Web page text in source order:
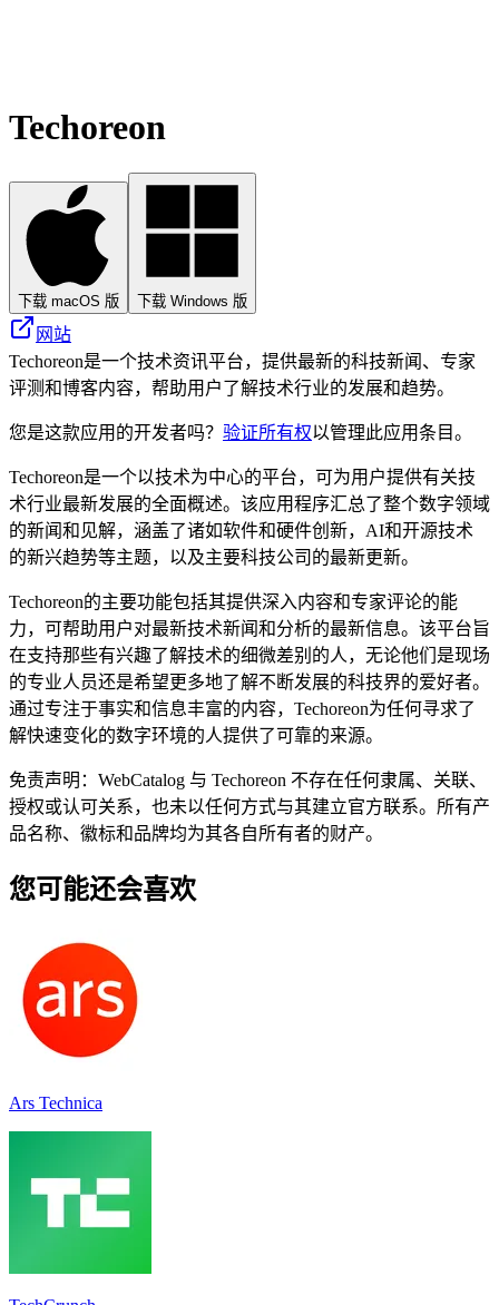
Techoreon
下载 macOS 版 下载 Windows 版
网站
Techoreon是一个技术资讯平台，提供最新的科技新闻、专家
评测和博客内容，帮助用户了解技术行业的发展和趋势。
您是这款应用的开发者吗？ 验证所有权以管理此应用条目。
Techoreon是一个以技术为中心的平台，可为用户提供有关技
术行业最新发展的全面概述。该应用程序汇总了整个数字领域
的新闻和见解，涵盖了诸如软件和硬件创新，AI和开源技术
的新兴趋势等主题，以及主要科技公司的最新更新。
Techoreon的主要功能包括其提供深入内容和专家评论的能
力，可帮助用户对最新技术新闻和分析的最新信息。该平台旨
在支持那些有兴趣了解技术的细微差别的人，无论他们是现场
的专业人员还是希望更多地了解不断发展的科技界的爱好者。
通过专注于事实和信息丰富的内容，Techoreon为任何寻求了
解快速变化的数字环境的人提供了可靠的来源。
免责声明：WebCatalog 与 Techoreon 不存在任何隶属、关联、
授权或认可关系，也未以任何方式与其建立官方联系。所有产
品名称、徽标和品牌均为其各自所有者的财产。
您可能还会喜欢
Ars Technica